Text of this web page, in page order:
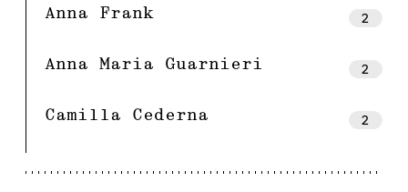
Anna Frank 2
Anna Maria Guarnieri 2
Camilla Cederna 2